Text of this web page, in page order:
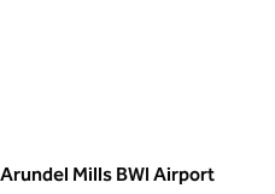
Mills BWI Airport